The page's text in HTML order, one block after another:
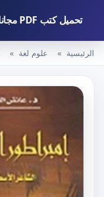
تحميل كتب PDF مجانا – كتب كو
الرئيسية علوم لغة